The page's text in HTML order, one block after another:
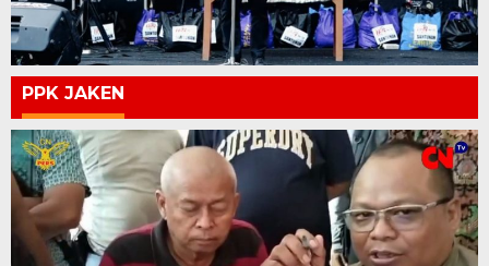
PPK JAKEN